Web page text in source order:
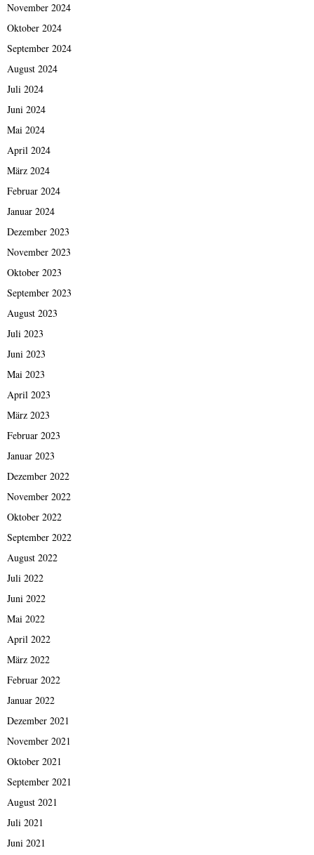
November 2024
Oktober 2024
September 2024
August 2024
Juli 2024
Juni 2024
Mai 2024
April 2024
März 2024
Februar 2024
Januar 2024
Dezember 2023
November 2023
Oktober 2023
September 2023
August 2023
Juli 2023
Juni 2023
Mai 2023
April 2023
März 2023
Februar 2023
Januar 2023
Dezember 2022
November 2022
Oktober 2022
September 2022
August 2022
Juli 2022
Juni 2022
Mai 2022
April 2022
März 2022
Februar 2022
Januar 2022
Dezember 2021
November 2021
Oktober 2021
September 2021
August 2021
Juli 2021
Juni 2021